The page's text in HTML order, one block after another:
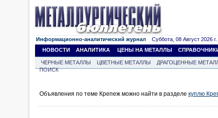
Информационно-аналитический журнал Суббота, 08 Август 2026 г.
НОВОСТИ
АНАЛИТИКА ЦЕНЫ НА МЕТАЛЛЫ
ЧЕРНЫЕ МЕТАЛЛЫ ЦВЕТНЫЕ МЕТАЛЛЫ
ДРАГОЦЕННЫЕ
ПОИСК
Объявления по теме Крепеж можно найти в разделе куплю